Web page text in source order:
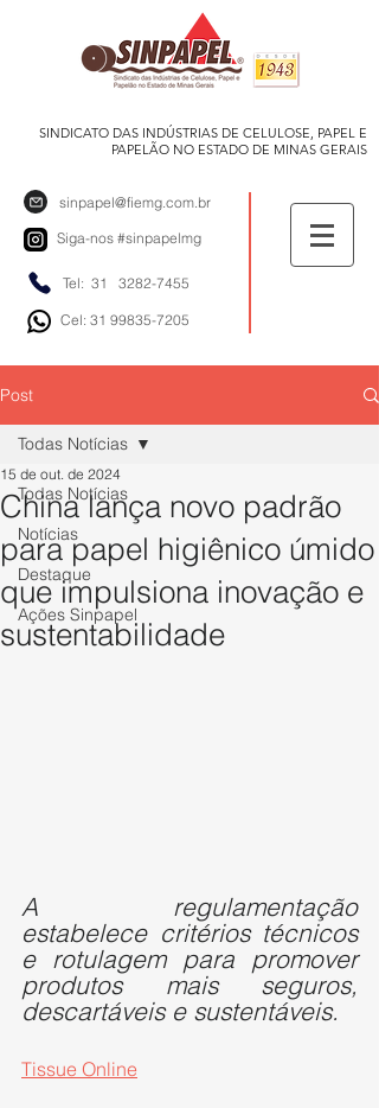
SINDICATO DAS INDÚSTRIAS DE CELULOSE, PAPEL E
PAPELÃO NO ESTADO DE MINAS GERAIS
sinpapel@fiemg.com.br
Siga-nos #sinpapelmg
Tel: 31 3282-7455
Cel: 31 99835-7205
Post
Todas Notícias
Notícias
Destaque
Ações Sinpapel
Todas Notícias
China lança novo padrão
para papel higiênico úmido
que impulsiona inovação e
sustentabilidade
15 de out. de 2024
A regulamentação
estabelece critérios técnicos
e rotulagem para promover
produtos mais seguros,
descartáveis e sustentáveis.
Tissue Online